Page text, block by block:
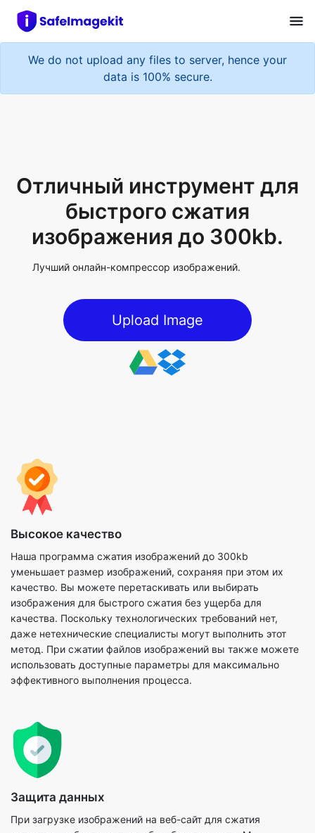
We do not upload any files to server, hence your
data is 100% secure.
изображения до 300kb.
Лучший онлайн-компрессор изображений.
Upload Image
Высокое качество
Наша программа сжатия изображений до 300kb
уменьшает размер изображений, сохраняя при этом их
качество. Вы можете перетаскивать или выбирать
качества. Поскольку технологических требований нет,
даже нетехнические специалисты могут выполнить этот
метод. При сжатии файлов изображений вы также можете
использовать доступные параметры для максимально
эффективного выполнения процесса.
Защита данных
При загрузке изображений на веб-сайт для сжатия
естественно беспокоиться об их безопасности. Мы
прилагаем все усилия, чтобы ваши изображения были в
изображений до 300kb не загружает изображения на